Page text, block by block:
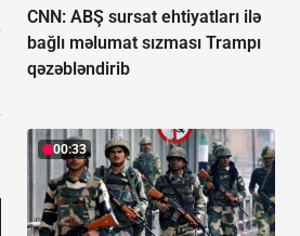
CNN: ABŞ sursat ehtiyatları ilə
bağlı məlumat sızması Trampı
qəzəbləndirib
00:33